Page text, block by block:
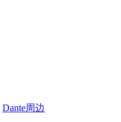
Dante周边